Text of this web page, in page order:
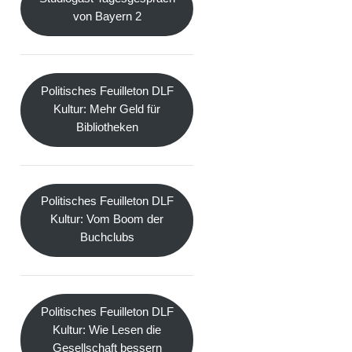
von Bayern 2
Politisches Feuilleton DLF
Kultur: Mehr Geld für
Bibliotheken
Politisches Feuilleton DLF
Kultur: Vom Boom der
Buchclubs
Politisches Feuilleton DLF
Kultur: Wie Lesen die
Gesellschaft bessern